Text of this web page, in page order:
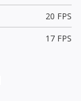
20 FPS
17 FPS